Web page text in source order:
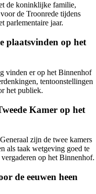
de koninklijke familie,
de Troonrede tijdens
parlementaire jaar.
plaatsvinden op het
vinden er op het Binnenhof
tentoonstellingen
het publiek.
Kamer op het
zijn de twee kamers
als taak wetgeving goed te
op het Binnenhof.
de eeuwen heen